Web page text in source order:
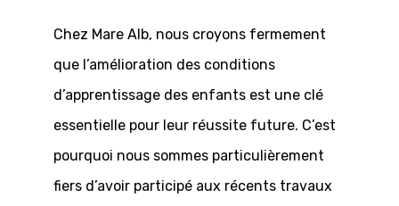
Chez Mare Alb, nous croyons fermement
que l’amélioration des conditions
d’apprentissage des enfants est une clé
essentielle pour leur réussite future. C’est
pourquoi nous sommes particulièrement
fiers d’avoir participé aux récents travaux